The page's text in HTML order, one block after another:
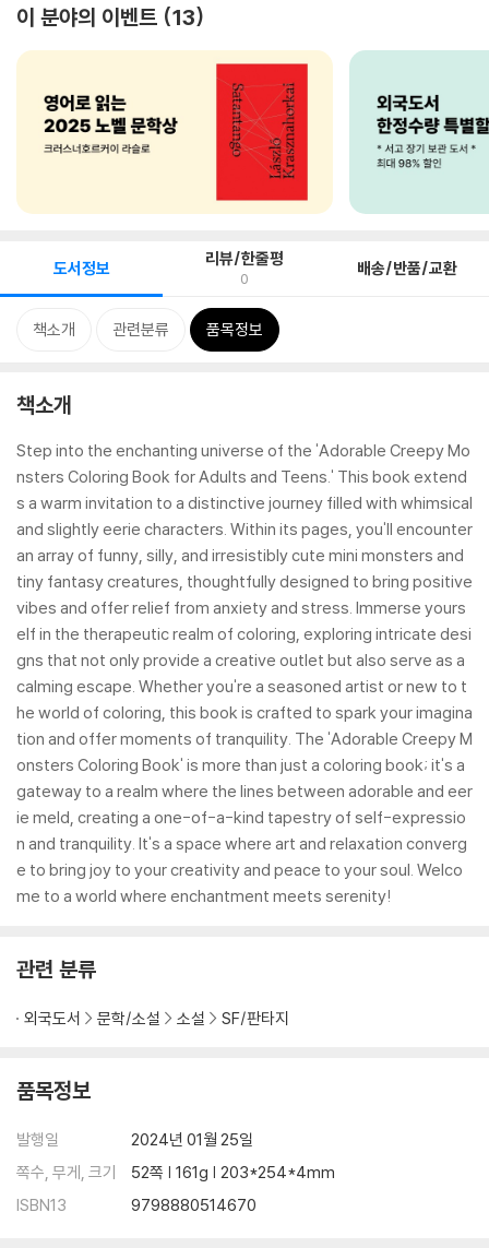
이 분야의 이벤트 13
도서정보 리뷰/한줄평
0 배송/반품/교환
책소개 관련분류 품목정보
책소개
Step into the enchanting universe of the 'Adorable Creepy Mo
nsters Coloring Book for Adults and Teens.' This book extend
s a warm invitation to a distinctive journey filled with whimsical
and slightly eerie characters. Within its pages, you'll encounter
an array of funny, silly, and irresistibly cute mini monsters and
tiny fantasy creatures, thoughtfully designed to bring positive
vibes and offer relief from anxiety and stress. Immerse yours
elf in the therapeutic realm of coloring, exploring intricate desi
gns that not only provide a creative outlet but also serve as a
calming escape. Whether you're a seasoned artist or new to t
he world of coloring, this book is crafted to spark your imagina
tion and offer moments of tranquility. The 'Adorable Creepy M
onsters Coloring Book' is more than just a coloring book; it's a
gateway to a realm where the lines between adorable and eer
ie meld, creating a one-of-a-kind tapestry of self-expressio
n and tranquility. It's a space where art and relaxation converg
e to bring joy to your creativity and peace to your soul. Welco
me to a world where enchantment meets serenity!
관련 분류
외국도서 문학/소설 소설 SF/판타지
품목정보
발행일
2024년 01월 25일
쪽수, 무게, 크기
52쪽 | 161g | 203*254*4mm
ISBN13
9798880514670